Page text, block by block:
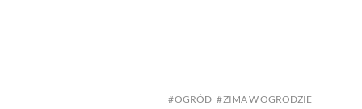
OGRÓD
ZIMA W OGRODZIE